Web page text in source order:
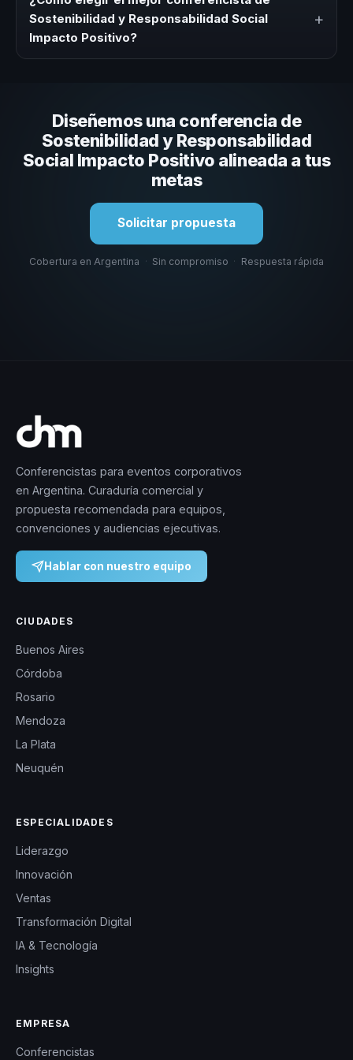
ofrecemos asesoría inicial y propuesta consultiva
adaptada a tu presupuesto.
Sostenibilidad y Responsabilidad Social
Impacto Positivo?
+
organización. En CHM Argentina te ayudamos a hacer
esa selección.
Diseñemos una conferencia de
Sostenibilidad y Responsabilidad
Social Impacto Positivo alineada a tus
metas
Solicitar propuesta
Cobertura en Argentina · Sin compromiso · Respuesta rápida
Conferencistas para eventos corporativos
en Argentina. Curaduría comercial y
propuesta recomendada para equipos,
convenciones y audiencias ejecutivas.
Hablar con nuestro equipo
CIUDADES
Buenos Aires
Córdoba
Rosario
Mendoza
La Plata
Neuquén
ESPECIALIDADES
Liderazgo
Innovación
Ventas
Transformación Digital
IA & Tecnología
Insights
EMPRESA
Conferencistas